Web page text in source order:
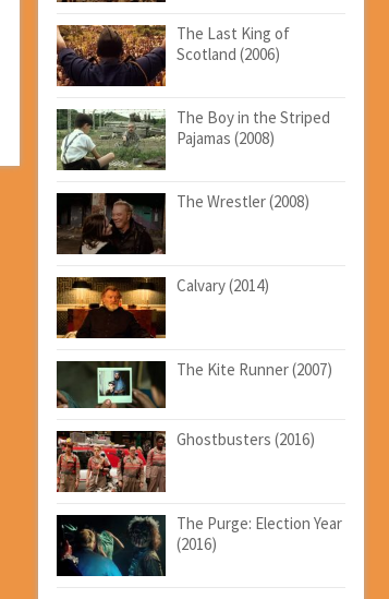
The Last King of
Scotland (2006)
The Boy in the Striped
Pajamas (2008)
The Wrestler (2008)
Calvary (2014)
The Kite Runner (2007)
Ghostbusters (2016)
The Purge: Election Year
(2016)